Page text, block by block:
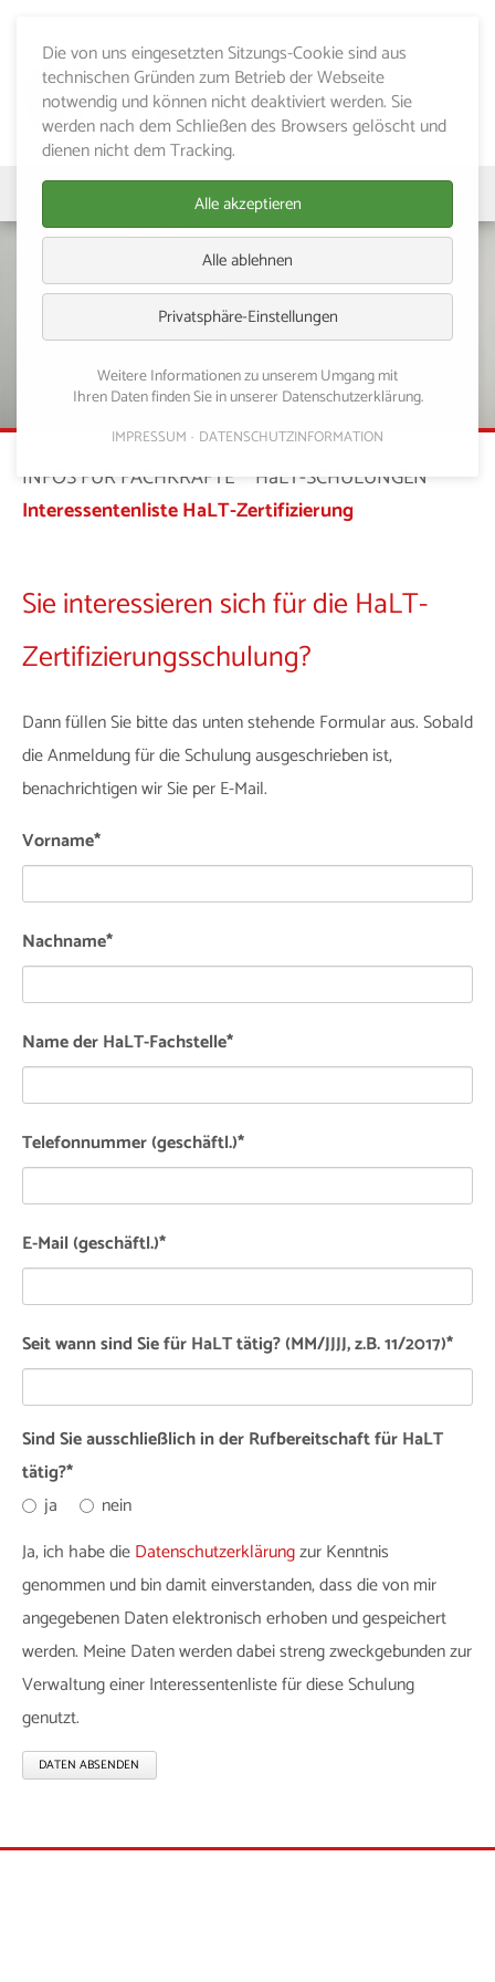
INFOS FÜR FACHKRÄFTE
HaLT-SCHULUNGEN
Interessentenliste HaLT-Zertifizierung
Sie interessieren sich für die HaLT-
Zertifizierungsschulung?
Dann füllen Sie bitte das unten stehende Formular aus. Sobald
die Anmeldung für die Schulung ausgeschrieben ist,
benachrichtigen wir Sie per E-Mail.
Vorname*
Nachname*
Name der HaLT-Fachstelle*
Telefonnummer (geschäftl.)*
E-Mail (geschäftl.)*
Seit wann sind Sie für HaLT tätig? (MM/JJJJ, z.B. 11/2017)*
Sind Sie ausschließlich in der Rufbereitschaft für HaLT
tätig?*
ja
nein
Ja, ich habe dieDatenschutzerklärungzur Kenntnis
genommen und bin damit einverstanden, dass die von mir
angegebenen Daten elektronisch erhoben und gespeichert
werden. Meine Daten werden dabei streng zweckgebunden zur
Verwaltung einer Interessentenliste für diese Schulung
genutzt.
DATEN ABSENDEN
Die von uns eingesetzten Sitzungs-Cookie sind aus
technischen Gründen zum Betrieb der Webseite
notwendig und können nicht deaktiviert werden. Sie
werden nach dem Schließen des Browsers gelöscht und
dienen nicht dem Tracking.
Alle akzeptieren
Alle ablehnen
Privatsphäre-Einstellungen
Weitere Informationen zu unserem Umgang mit
Ihren Daten finden Sie in unserer Datenschutzerklärung.
IMPRESSUM DATENSCHUTZINFORMATION